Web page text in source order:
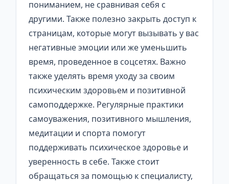
пониманием, не сравнивая себя с
другими. Также полезно закрыть доступ к
страницам, которые могут вызывать у вас
негативные эмоции или же уменьшить
время, проведенное в соцсетях. Важно
также уделять время уходу за своим
психическим здоровьем и позитивной
самоподдержке. Регулярные практики
самоуважения, позитивного мышления,
медитации и спорта помогут
поддерживать психическое здоровье и
уверенность в себе. Также стоит
обращаться за помощью к специалисту,